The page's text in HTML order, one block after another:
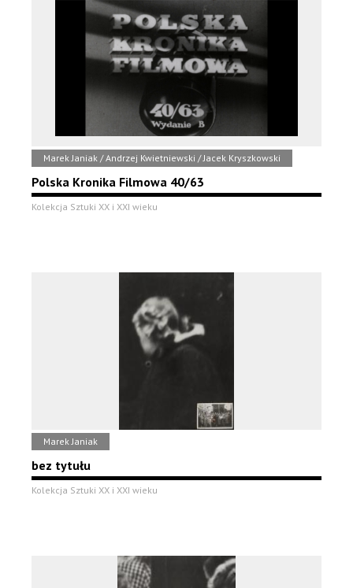
Marek Janiak / Andrzej Kwietniewski / Jacek Kryszkowski
Polska Kronika Filmowa 40/63
Kolekcja Sztuki XX i XXI wieku
Marek Janiak
bez tytułu
Kolekcja Sztuki XX i XXI wieku